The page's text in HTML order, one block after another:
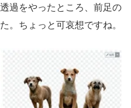
過をやったところ、前足の
。ちょっと可哀想ですね。